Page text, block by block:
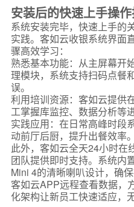
安装后的快速上手操
系统安装完毕，快速上手的
实践。客如云收银系统界面
骤高效学习：
熟悉基本功能：从主屏幕开
理模块，系统支持扫码点餐
误。
利用培训资源：客如云提供
工掌握库监控、数据分析等
实践应用：在日常高峰时段
动前厅后厨，提升出餐效率。
此外，客如云全天24小时在
团队提供即时支持。系统内
Mini 4的清晰喇叭设计，确
客如云APP远程查看数据，
化架构让新员工快速适应，